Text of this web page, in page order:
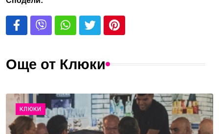
Още от Клюки
КЛЮКИ